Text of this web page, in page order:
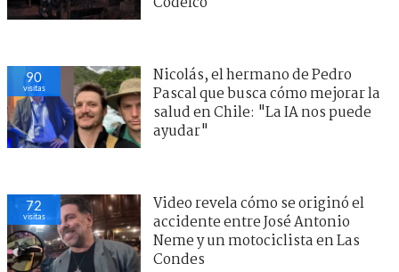
90
visitas
Nicolás, el hermano de Pedro
Pascal que busca cómo mejorar la
salud en Chile: "La IA nos puede
ayudar"
72
visitas
Video revela cómo se originó el
accidente entre José Antonio
Neme y un motociclista en Las
Condes